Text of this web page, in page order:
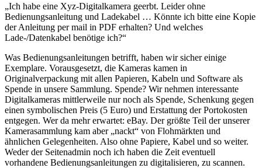
„Ich habe eine Xyz-Digitalkamera geerbt. Leider ohne
Bedienungsanleitung und Ladekabel … Könnte ich bitte eine Kopie
der Anleitung per mail in PDF erhalten? Und welches
Lade-/Datenkabel benötige ich?“
Was Bedienungsanleitungen betrifft, haben wir sicher einige
Exemplare. Vorausgesetzt, die Kameras kamen in
Originalverpackung mit allen Papieren, Kabeln und Software als
Spende in unsere Sammlung. Spende? Wir nehmen interessante
Digitalkameras mittlerweile nur noch als Spende, Schenkung gegen
einen symbolischen Preis (5 Euro) und Erstattung der Portokosten
entgegen. Wer da mehr erwartet: eBay. Der größte Teil der unserer
Kamerasammlung kam aber „nackt“ von Flohmärkten und
ähnlichen Gelegenheiten. Also ohne Papiere, Kabel und so weiter.
Weder der Seitenadmin noch ich haben die Zeit eventuell
vorhandene Bedienungsanleitungen zu digitalisieren, zu scannen.